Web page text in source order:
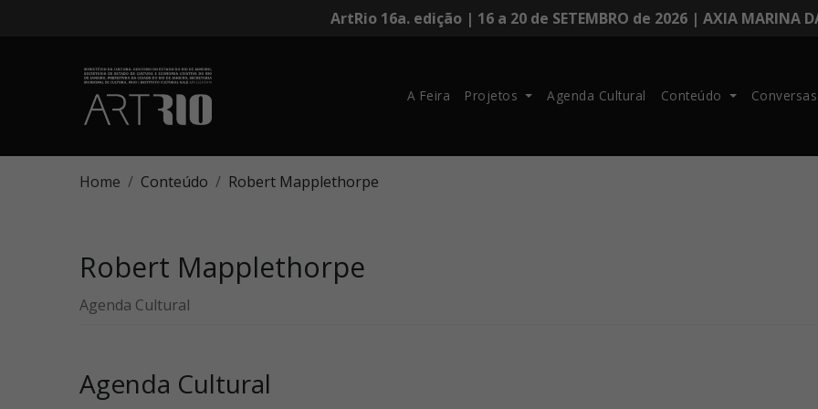
ArtRio 16a. edição | 16 a 20 de SETEMBRO de 2026 | AXIA MARINA
A Feira Projetos Agenda Cultural Conteúdo Conversas
Home Conteúdo Robert Mapplethorpe
Robert Mapplethorpe
Agenda Cultural
Agenda Cultural